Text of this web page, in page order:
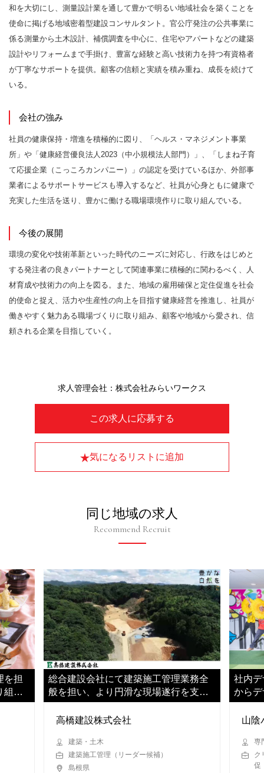
和を大切にし、測量設計業を通して豊かで明るい地域社会を築くことを
使命に掲げる地域密着型建設コンサルタント。官公庁発注の公共事業に
係る測量から土木設計、補償調査を中心に、住宅やアパートなどの建築
設計やリフォームまで手掛け、豊富な経験と高い技術力を持つ有資格者
が丁寧なサポートを提供。顧客の信頼と実績を積み重ね、成長を続けて
いる。
会社の強み
社員の健康保持・増進を積極的に図り、「ヘルス・マネジメント事業
所」や「健康経営優良法人2023（中小規模法人部門）」、「しまね子育
て応援企業（こっころカンパニー）」の認定を受けているほか、外部事
業者によるサポートサービスも導入するなど、社員が心身ともに健康で
充実した生活を送り、豊かに働ける職場環境作りに取り組んでいる。
今後の展開
環境の変化や技術革新といった時代のニーズに対応し、行政をはじめと
する発注者の良きパートナーとして関連事業に積極的に関わるべく、人
材育成や技術力の向上を図る。また、地域の雇用確保と定住促進を社会
的使命と捉え、活力や生産性の向上を目指す健康経営を推進し、社員が
働きやすく魅力ある職場づくりに取り組み、顧客や地域から愛され、信
頼される企業を目指していく。
この求人に応募する
気になるリストに追加
求人管理会社：株式会社みらいワークス
同じ地域の求人
Recommend Recruit
を担
組ん
総合建設会社にて建築施工管理業務全
般を担い、より円滑な現場遂行を支え
ていただきます
高橋建設株式会社
建築・土木
建築施工管理（リーダー候補）
島根県
社内
から
だきま
山陰
専
ク
促